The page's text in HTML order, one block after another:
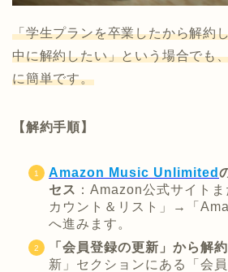
「学生プランを卒業したから解約
中に解約したい」という場合でも
に簡単です。
【解約手順】
Amazon Music Unlimited
セス ：Amazon公式サイト
カウント＆リスト」→「
へ進みます。
「会員登録の更新」から解約
新」セクションにある「会